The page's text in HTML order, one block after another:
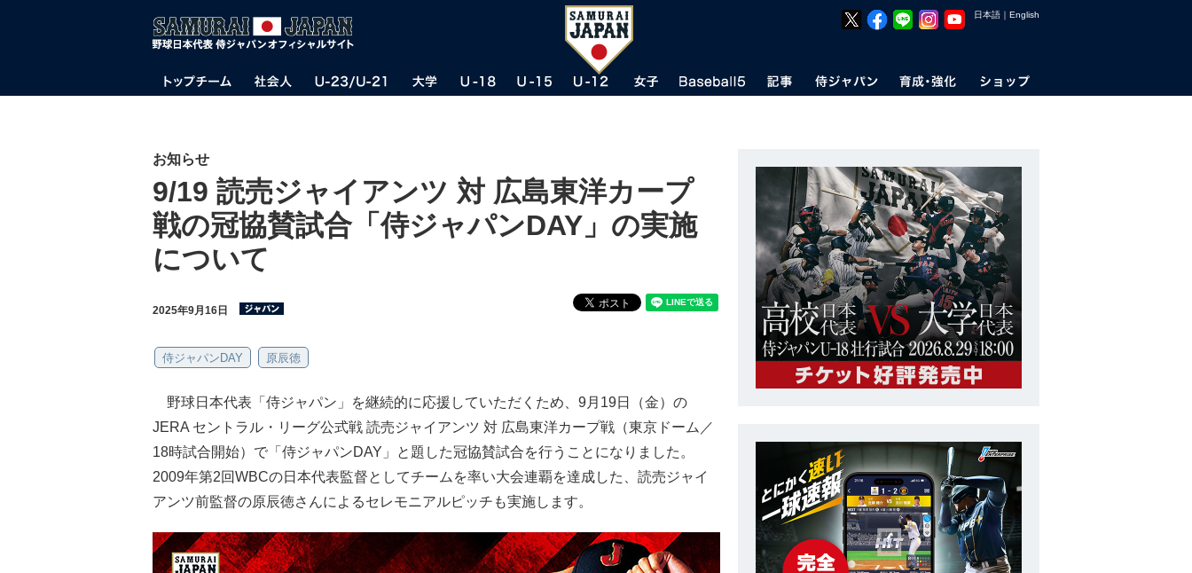
日本語 ｜ English
お知らせ
9/19 読売ジャイアンツ 対 広島東洋カープ
戦の冠協賛試合「侍ジャパンDAY」の実施
について
2025年9月16日
侍ジャパンDAY 原辰徳
野球日本代表「侍ジャパン」を継続的に応援していただくため、9月19日（金）の
JERA セントラル・リーグ公式戦 読売ジャイアンツ 対 広島東洋カープ戦（東京ドーム／
18時試合開始）で「侍ジャパンDAY」と題した冠協賛試合を行うことになりました。
2009年第2回WBCの日本代表監督としてチームを率い大会連覇を達成した、読売ジャイ
アンツ前監督の原辰徳さんによるセレモニアルピッチも実施します。